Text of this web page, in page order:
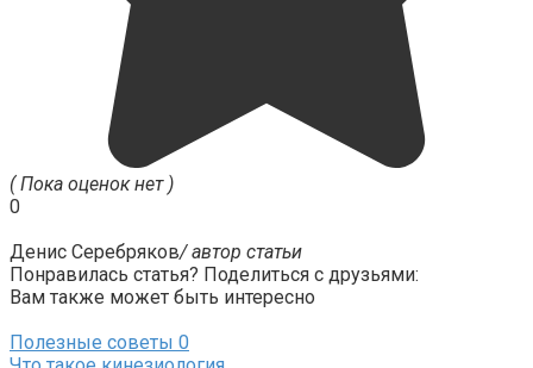
( Пока оценок нет )
0
Денис Серебряков/ автор статьи
Понравилась статья? Поделиться с друзьями:
Вам также может быть интересно
Полезные советы 0